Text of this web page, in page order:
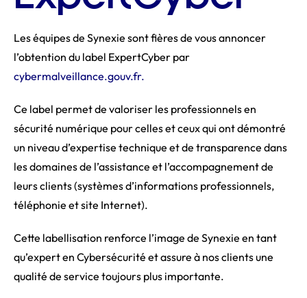
Les équipes de Synexie sont fières de vous annoncer
l’obtention du label ExpertCyber par
cybermalveillance.gouv.fr.
Ce label permet de valoriser les professionnels en
sécurité numérique pour celles et ceux qui ont démontré
un niveau d’expertise technique et de transparence dans
les domaines de l’assistance et l’accompagnement de
leurs clients (systèmes d’informations professionnels,
téléphonie et site Internet).
Cette labellisation renforce l’image de Synexie en tant
qu’expert en Cybersécurité et assure à nos clients une
qualité de service toujours plus importante.